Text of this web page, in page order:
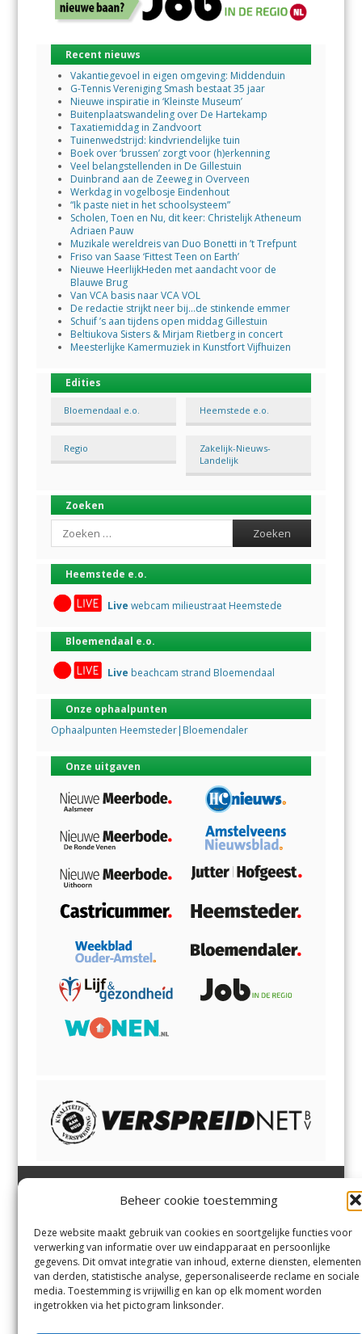
Beheer cookie toestemming
Deze website maakt gebruik van cookies en soortgelijke functies voor
verwerking van informatie over uw eindapparaat en persoonlijke
gegevens. Dit omvat integratie van inhoud, externe diensten, elementen
van derden, statistische analyse, gepersonaliseerde reclame en sociale
media. Toestemming is vrijwillig en kan op elk moment worden
ingetrokken via het pictogram linksonder.
Recent nieuws
Vakantiegevoel in eigen omgeving: Middenduin
G-Tennis Vereniging Smash bestaat 35 jaar
Nieuwe inspiratie in ‘Kleinste Museum’
Buitenplaatswandeling over De Hartekamp
Taxatiemiddag in Zandvoort
Tuinenwedstrijd: kindvriendelijke tuin
Boek over ‘brussen’ zorgt voor (h)erkenning
Veel belangstellenden in De Gillestuin
Duinbrand aan de Zeeweg in Overveen
Werkdag in vogelbosje Eindenhout
“Ik paste niet in het schoolsysteem”
Scholen, Toen en Nu, dit keer: Christelijk Atheneum
Adriaen Pauw
Muzikale wereldreis van Duo Bonetti in ’t Trefpunt
Friso van Saase ‘Fittest Teen on Earth’
Nieuwe HeerlijkHeden met aandacht voor de
Blauwe Brug
Van VCA basis naar VCA VOL
De redactie strijkt neer bij…de stinkende emmer
Schuif ’s aan tijdens open middag Gillestuin
Beltiukova Sisters & Mirjam Rietberg in concert
Meesterlijke Kamermuziek in Kunstfort Vijfhuizen
Edities
Bloemendaal e.o. Heemstede e.o.
Regio
Zakelijk-Nieuws-
Landelijk
Zoeken
Search
Heemstede e.o.
Live webcam milieustraat Heemstede
Bloemendaal e.o.
Live beachcam strand Bloemendaal
Onze ophaalpunten
Ophaalpunten Heemsteder|Bloemendaler
Onze uitgaven
Margadantstraat 34
1976 DN IJmuiden
023-8200170
info@heemsteder.nl
info@bloemendaler.nl
Bennebroek,Vogelenzang,
OverveenenAerdenhout
Contact